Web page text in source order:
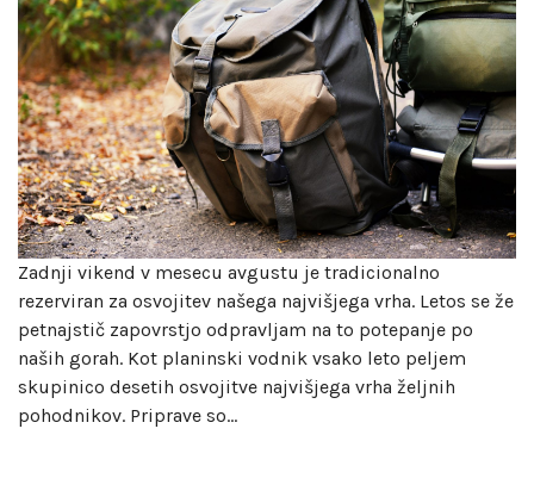
Zadnji vikend v mesecu avgustu je tradicionalno
rezerviran za osvojitev našega najvišjega vrha. Letos se že
petnajstič zapovrstjo odpravljam na to potepanje po
naših gorah. Kot planinski vodnik vsako leto peljem
skupinico desetih osvojitve najvišjega vrha željnih
pohodnikov. Priprave so…